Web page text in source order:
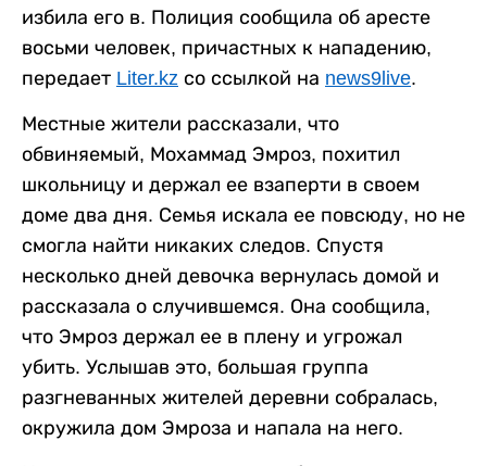
избила его в. Полиция сообщила об аресте
восьми человек, причастных к нападению,
передает Liter.kz со ссылкой на news9live.
Местные жители рассказали, что
обвиняемый, Мохаммад Эмроз, похитил
школьницу и держал ее взаперти в своем
доме два дня. Семья искала ее повсюду, но не
смогла найти никаких следов. Спустя
несколько дней девочка вернулась домой и
рассказала о случившемся. Она сообщила,
что Эмроз держал ее в плену и угрожал
убить. Услышав это, большая группа
разгневанных жителей деревни собралась,
окружила дом Эмроза и напала на него.